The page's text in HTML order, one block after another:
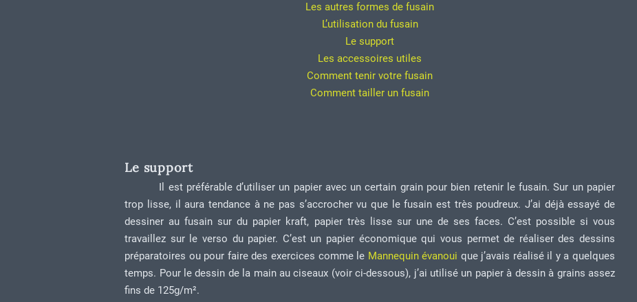
Les autres formes de fusain
L’utilisation du fusain
Le support
Les accessoires utiles
Comment tenir votre fusain
Comment tailler un fusain
Le support
Il est préférable d’utiliser un papier avec un certain grain pour bien retenir le fusain. Sur un papier
trop lisse, il aura tendance à ne pas s’accrocher vu que le fusain est très poudreux. J’ai déjà essayé de
dessiner au fusain sur du papier kraft, papier très lisse sur une de ses faces. C’est possible si vous
travaillez sur le verso du papier. C’est un papier économique qui vous permet de réaliser des dessins
préparatoires ou pour faire des exercices comme le Mannequin évanoui que j’avais réalisé il y a quelques
temps. Pour le dessin de la main au ciseaux (voir ci-dessous), j’ai utilisé un papier à dessin à grains assez
fins de 125g/m².